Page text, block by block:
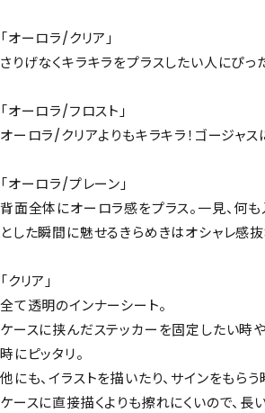
「オーロラ/クリア」
さりげなくキラキラをプラスしたい人にぴっ
「オーロラ/フロスト」
オーロラ/クリアよりもキラキラ！ゴージャ
「オーロラ/プレーン」
背面全体にオーロラ感をプラス。一見、何
とした瞬間に魅せるきらめきはオシャレ感
「クリア」
全て透明のインナーシート。
ケースに挟んだステッカーを固定したい時
時にピッタリ。
他にも、イラストを描いたり、サインをもらう
ケースに直接描くよりも擦れにくいので、長